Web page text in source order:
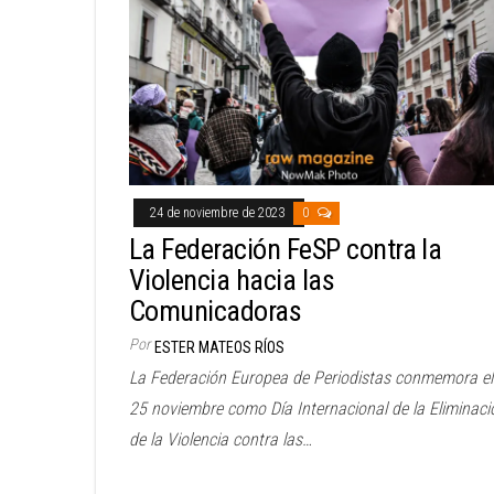
24 de noviembre de 2023 0
La Federación FeSP contra la
Violencia hacia las
Comunicadoras
Por ESTER MATEOS RÍOS
La Federación Europea de Periodistas conmemora el
25 noviembre como Día Internacional de la
de la Violencia contra las…